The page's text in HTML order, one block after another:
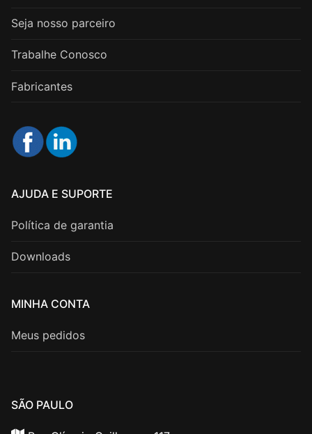
Seja nosso parceiro
Trabalhe Conosco
Fabricantes
AJUDA E SUPORTE
Política de garantia
Downloads
MINHA CONTA
Meus pedidos
SÃO PAULO